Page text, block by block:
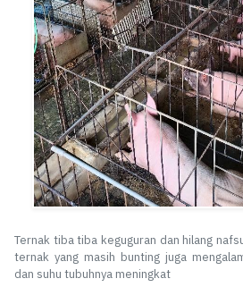
Ternak tiba tiba keguguran dan hilang
ternak yang masih bunting juga
dan suhu tubuhnya meningkat